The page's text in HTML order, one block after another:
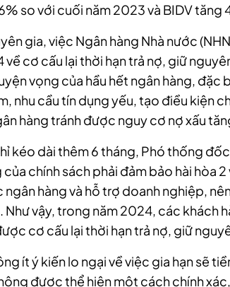
so với cuối năm 2023 và BIDV tăng
gia, việc Ngân hàng Nhà nước
về cơ cấu lại thời hạn trả nợ, giữ
vọng của hầu hết ngân hàng, đặc
nhu cầu tín dụng yếu, tạo điều kiện
hàng tránh được nguy cơ nợ xấu
kéo dài thêm 6 tháng, Phó thống
chính sách phải đảm bảo hài hòa
hàng và hỗ trợ doanh nghiệp,
Như vậy, trong năm 2024, các khách
cơ cấu lại thời hạn trả nợ, giữ
ít ý kiến lo ngại về việc gia hạn sẽ
được thể hiện một cách chính